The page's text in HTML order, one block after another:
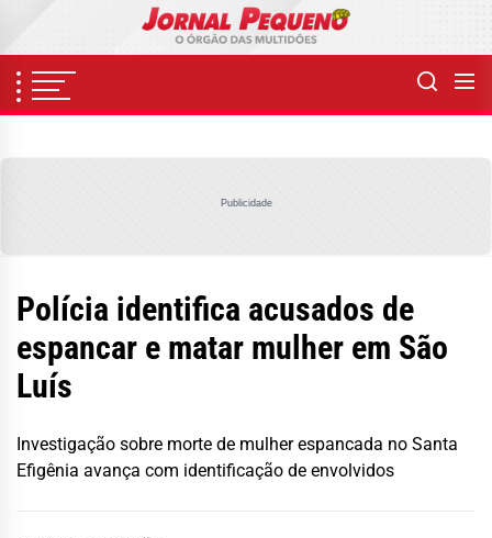
content
Publicidade
Polícia identifica acusados de
espancar e matar mulher em São
Luís
Investigação sobre morte de mulher espancada no Santa
Efigênia avança com identificação de envolvidos